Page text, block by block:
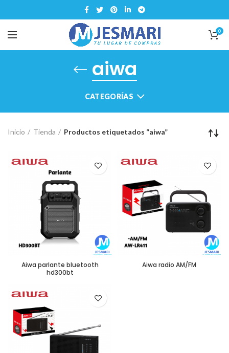
0
aiwa
CATEGORÍAS
Inicio Tienda Productos etiquetados “aiwa”
Aiwa parlante bluetooth
hd300bt
Aiwa radio AM/FM